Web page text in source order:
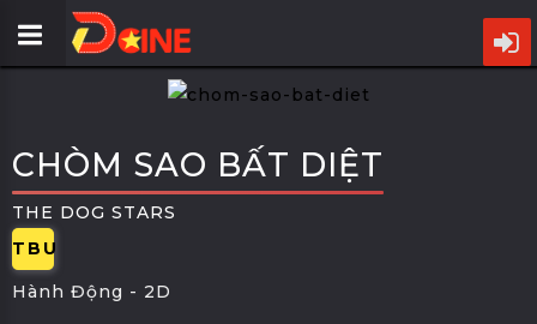
LỊCH
CHIẾU
PHIM
CHÒM SAO BẤT DIỆT
THE DOG STARS
TBU
Hành Động - 2D